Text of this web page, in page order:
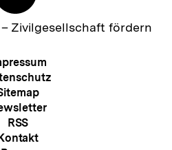
Zivilgesellschaft fördern
Meta-
Navigation
RSS